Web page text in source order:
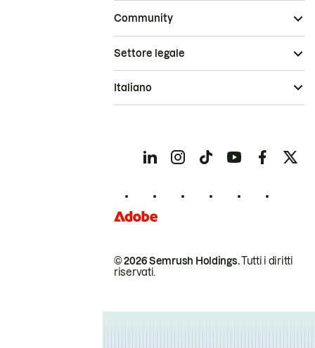
Community
© 2026 Semrush Holdings.Tutti i diritti
riservati.
Settore legale
Italiano